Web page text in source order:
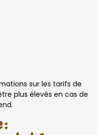
sur les tarifs de
plus élevés en cas de
: